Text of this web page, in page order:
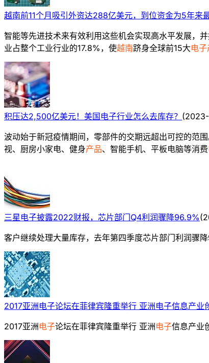
越南前11个月吸引外资达288亿美元，到位资金为5年来
智能等先进技术来有效利用这些机会实现高水平发展，
业占整个工业行业的17.8%，使越南跻身全球前15大电
积压达2,500亿美元！美国电子行业怎么去库存？ (
波动始于新冠疫情期间，零部件的交期远超出可控的范
视、厨房小家电、健身产品、智能手机、平板电脑等消费
三星电子披露2022财报，芯片部门Q4利润骤降96.9%(
客户继续处理大量库存，去年第四季度芯片部门利润骤
2017亚洲电子论坛在菲律宾隆重举行 亚洲电子信息产
2017亚洲电子论坛在菲律宾隆重举行 亚洲电子信息产业